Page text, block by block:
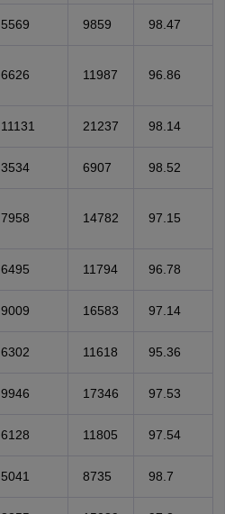
5569 9859 98.47
6626 11987 96.86
11131 21237 98.14
3534 6907 98.52
7958 14782 97.15
6495 11794 96.78
9009 16583 97.14
6302 11618 95.36
9946 17346 97.53
6128 11805 97.54
5041 8735 98.7